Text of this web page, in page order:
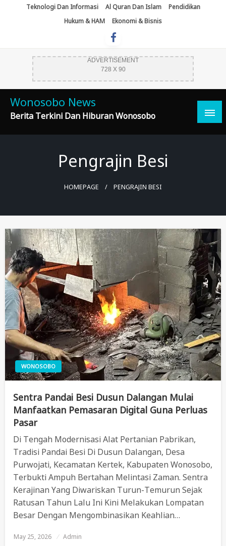
Teknologi Dan Informasi Al Quran Dan Islam
Pendidikan
Hukum & HAM
Ekonomi & Bisnis
ADVERTISEMENT
728 X 90
Wonosobo News
Berita Terkini Dan Hiburan Wonosobo
Pengrajin Besi
HOMEPAGE PENGRAJIN BESI
WONOSOBO
Sentra Pandai Besi Dusun Dalangan Mulai
Manfaatkan Pemasaran Digital Guna Perluas
Pasar
Di Tengah Modernisasi Alat Pertanian Pabrikan,
Tradisi Pandai Besi Di Dusun Dalangan, Desa
Purwojati, Kecamatan Kertek, Kabupaten Wonosobo,
Terbukti Ampuh Bertahan Melintasi Zaman. Sentra
Kerajinan Yang Diwariskan Turun-Temurun Sejak
Ratusan Tahun Lalu Ini Kini Melakukan Lompatan
Besar Dengan Mengombinasikan Keahlian…
Posted
On
May 25, 2026 Admin